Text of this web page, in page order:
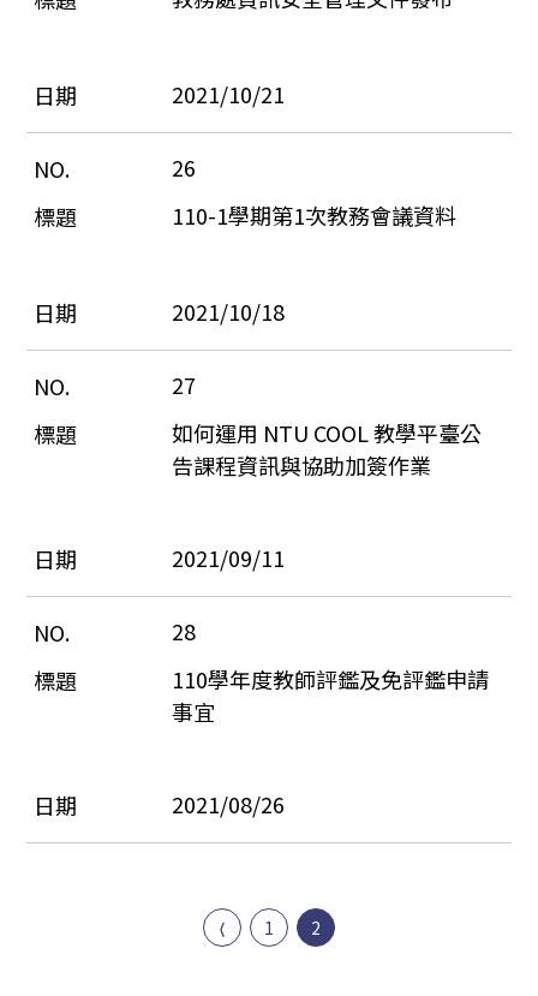
2021/10/21
26
110-1學期第1次教務會議資料
2021/10/18
27
如何運用 NTU COOL 教學平臺公
告課程資訊與協助加簽作業
2021/09/11
28
110學年度教師評鑑及免評鑑申請
事宜
2021/08/26
1 2